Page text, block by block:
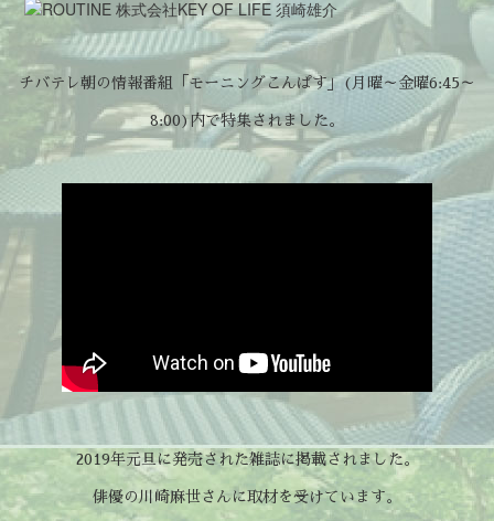
チバテレ朝の情報番組「モーニングこんぱす」(月曜～金曜6:45～
8:00)内で特集されました。
2019年元旦に発売された雑誌に掲載されました。
俳優の川崎麻世さんに取材を受けています。